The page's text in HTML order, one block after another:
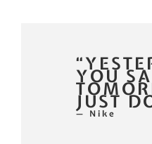
YOU
JUST
— Nike